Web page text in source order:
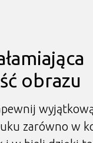
obrazu
zarówno w